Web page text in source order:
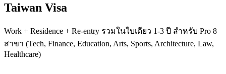
Taiwan Visa
Work + Residence + Re-entry รวมในใบเดียว 1-3 ปี สำหรับ Pro 8
สาขา (Tech, Finance, Education, Arts, Sports, Architecture, Law,
Healthcare)